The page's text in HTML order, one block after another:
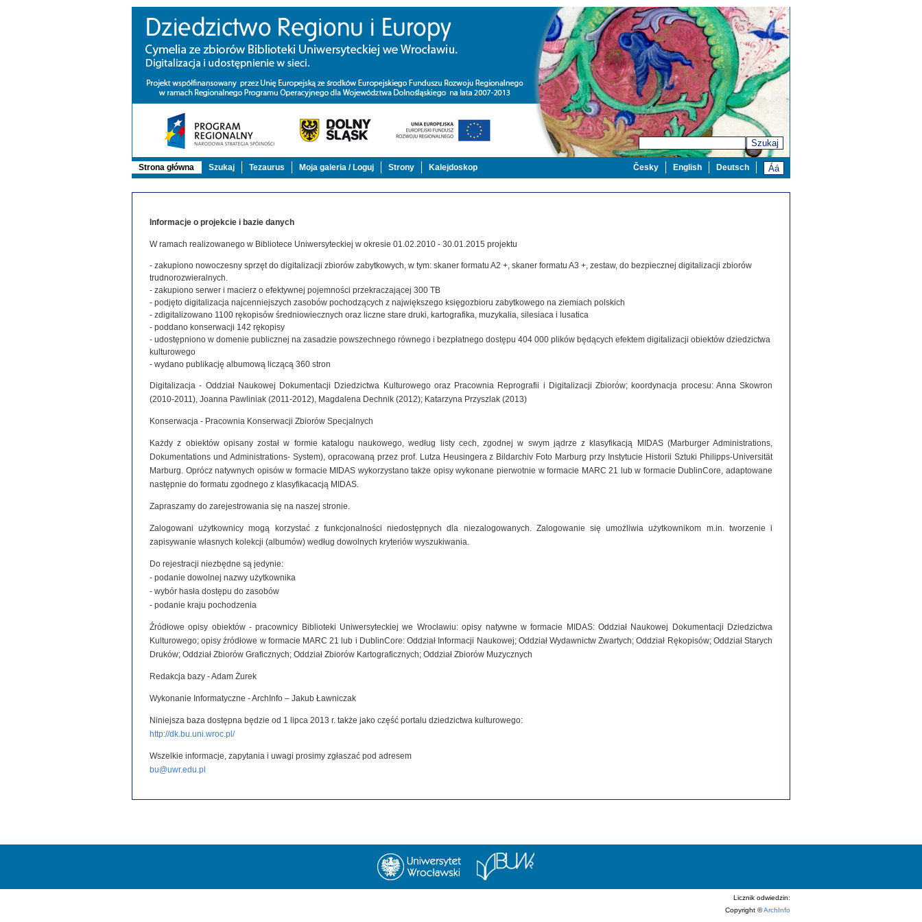
Szukaj
Strona główna Szukaj Tezaurus Moja galeria / Loguj Strony Kalejdoskop Deutsch
English
Česky
Informacje o projekcie i bazie danych
W ramach realizowanego w Bibliotece Uniwersyteckiej w okresie 01.02.2010 - 30.01.2015 projektu
- zakupiono nowoczesny sprzęt do digitalizacji zbiorów zabytkowych, w tym: skaner formatu A2 +, skaner formatu A3 +, zestaw, do bezpiecznej digitalizacji zbiorów
trudnorozwieralnych.
- zakupiono serwer i macierz o efektywnej pojemności przekraczającej 300 TB
- podjęto digitalizacja najcenniejszych zasobów pochodzących z największego księgozbioru zabytkowego na ziemiach polskich
- zdigitalizowano 1100 rękopisów średniowiecznych oraz liczne stare druki, kartografika, muzykalia, silesiaca i lusatica
- poddano konserwacji 142 rękopisy
- udostępniono w domenie publicznej na zasadzie powszechnego równego i bezpłatnego dostępu 404 000 plików będących efektem digitalizacji obiektów dziedzictwa
kulturowego
- wydano publikację albumową liczącą 360 stron
Digitalizacja - Oddział Naukowej Dokumentacji Dziedzictwa Kulturowego oraz Pracownia Reprografii i Digitalizacji Zbiorów; koordynacja procesu: Anna Skowron
(2010-2011), Joanna Pawliniak (2011-2012), Magdalena Dechnik (2012); Katarzyna Przyszlak (2013)
Konserwacja - Pracownia Konserwacji Zbiorów Specjalnych
Każdy z obiektów opisany został w formie katalogu naukowego, według listy cech, zgodnej w swym jądrze z klasyfikacją MIDAS (Marburger Administrations,
Dokumentations und Administrations- System), opracowaną przez prof. Lutza Heusingera z Bildarchiv Foto Marburg przy Instytucie Historii Sztuki Philipps-Universität
Marburg. Oprócz natywnych opisów w formacie MIDAS wykorzystano także opisy wykonane pierwotnie w formacie MARC 21 lub w formacie DublinCore, adaptowane
następnie do formatu zgodnego z klasyfikacacją MIDAS.
Zapraszamy do zarejestrowania się na naszej stronie.
Zalogowani użytkownicy mogą korzystać z funkcjonalności niedostępnych dla niezalogowanych. Zalogowanie się umożliwia użytkownikom m.in. tworzenie i
zapisywanie własnych kolekcji (albumów) według dowolnych kryteriów wyszukiwania.
Do rejestracji niezbędne są jedynie:
- podanie dowolnej nazwy użytkownika
- wybór hasła dostępu do zasobów
- podanie kraju pochodzenia
Źródłowe opisy obiektów - pracownicy Biblioteki Uniwersyteckiej we Wrocławiu: opisy natywne w formacie MIDAS: Oddział Naukowej Dokumentacji Dziedzictwa
Kulturowego; opisy źródłowe w formacie MARC 21 lub i DublinCore: Oddział Informacji Naukowej; Oddział Wydawnictw Zwartych; Oddział Rękopisów; Oddział Starych
Druków; Oddział Zbiorów Graficznych; Oddział Zbiorów Kartograficznych; Oddział Zbiorów Muzycznych
Redakcja bazy - Adam Żurek
Wykonanie Informatyczne - ArchInfo – Jakub Ławniczak
Niniejsza baza dostępna będzie od 1 lipca 2013 r. także jako część portalu dziedzictwa kulturowego:
http://dk.bu.uni.wroc.pl/
Wszelkie informacje, zapytania i uwagi prosimy zgłaszać pod adresem
bu@uwr.edu.pl
Licznik odwiedzin:
Copyright ©ArchInfo